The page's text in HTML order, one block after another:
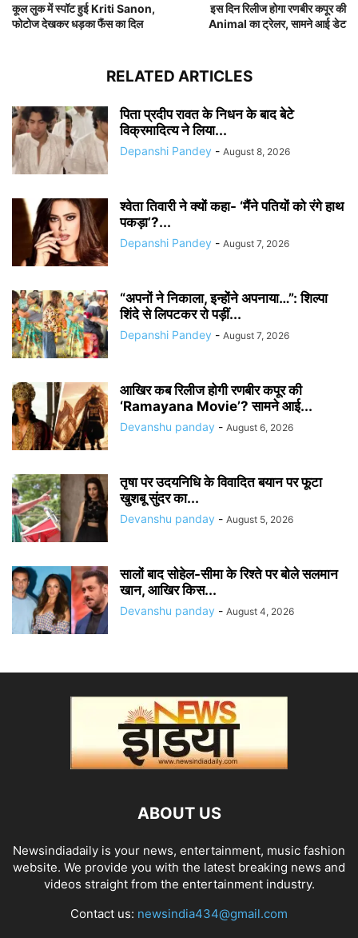
कूल लुक में स्पॉट हुई Kriti Sanon,
फोटोज देखकर धड़का फैंस का दिल
इस दिन रिलीज होगा रणबीर कपूर की
Animal का ट्रेलर, सामने आई डेट
RELATED ARTICLES
पिता प्रदीप रावत के निधन के बाद बेटे
विक्रमादित्य ने लिया...
Depanshi Pandey - August 8, 2026
श्वेता तिवारी ने क्यों कहा- ‘मैंने पतियों को रंगे हाथ
पकड़ा’?...
Depanshi Pandey - August 7, 2026
“अपनों ने निकाला, इन्होंने अपनाया…”: शिल्पा
शिंदे से लिपटकर रो पड़ीं...
Depanshi Pandey - August 7, 2026
आखिर कब रिलीज होगी रणबीर कपूर की
‘Ramayana Movie’? सामने आई...
Devanshu panday - August 6, 2026
तृषा पर उदयनिधि के विवादित बयान पर फूटा
खुशबू सुंदर का...
Devanshu panday - August 5, 2026
सालों बाद सोहेल-सीमा के रिश्ते पर बोले सलमान
खान, आखिर किस...
Devanshu panday - August 4, 2026
ABOUT US
Newsindiadaily is your news, entertainment, music fashion
website. We provide you with the latest breaking news and
videos straight from the entertainment industry.
Contact us: newsindia434@gmail.com